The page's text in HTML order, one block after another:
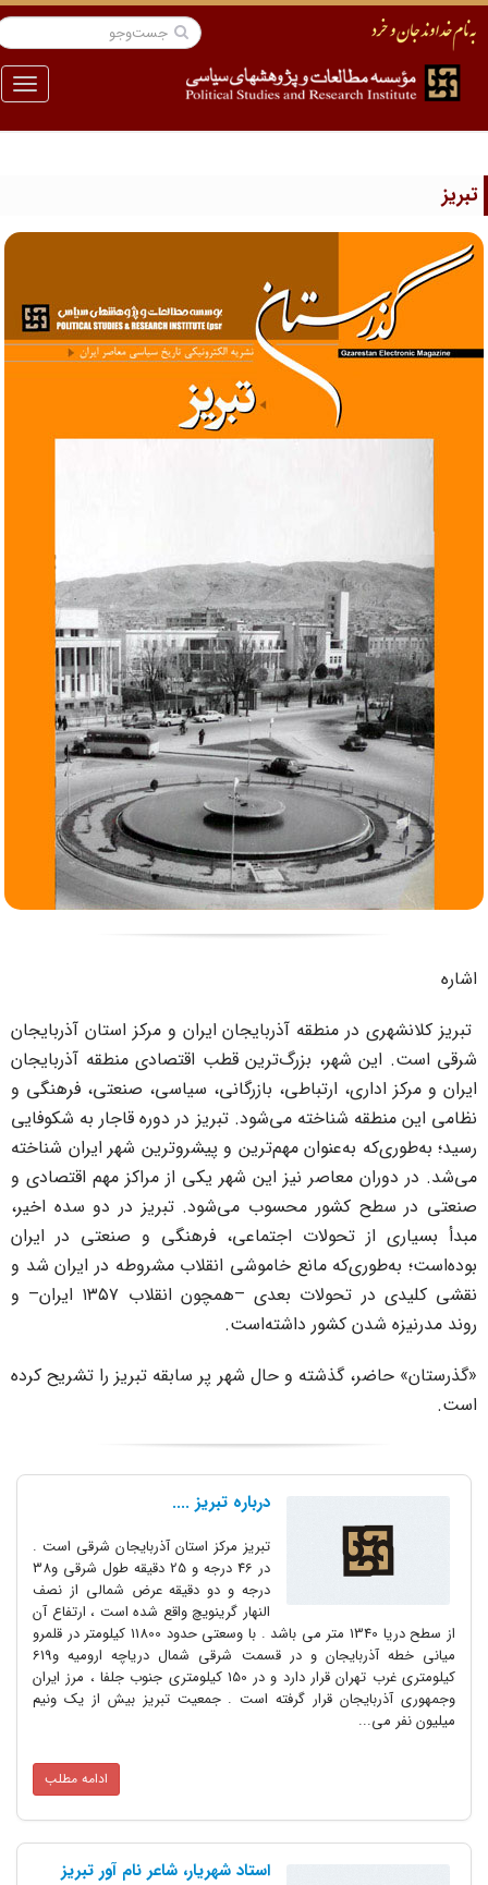
منو
کلانشهری در منطقه آذربایجان ایران و مرکز استان آذربایجان
است. این شهر، بزرگ‌ترین قطب اقتصادی منطقه آذربایجان
و مرکز اداری، ارتباطی، بازرگانی، سیاسی، صنعتی، فرهنگی و
این منطقه شناخته می‌شود. تبریز در دوره قاجار به شکوفایی
به‌طوری‌که به‌عنوان مهم‌ترین و پیشروترین شهر ایران شناخته
در دوران معاصر نیز این شهر یکی از مراکز مهم اقتصادی و
در سطح کشور محسوب می‌شود. تبریز در دو سده اخیر،
بسیاری از تحولات اجتماعی، فرهنگی و صنعتی در ایران
به‌طوری‌که مانع خاموشی انقلاب مشروطه در ایران شد و
نقشی کلیدی در تحولات بعدی –همچون انقلاب ۱۳۵۷ ایران– و
مدرنیزه شدن کشور داشته‌است.
حاضر، گذشته و حال شهر پر سابقه تبریز را تشریح کرده
درباره تبریز ....
تبریز مرکز استان آذربایجان شرقی است .
در 46 درجه و 25 دقیقه طول شرقی و38
درجه و دو دقیقه عرض شمالی از نصف
النهار گرینویچ واقع شده است ، ارتفاع آن
از سطح دریا 1340 متر می باشد . با وسعتی حدود 11800 کیلومتر در قلمرو
میانی خطه آذربایجان و در قسمت شرقی شمال دریاچه ارومیه و619
کیلومتری غرب تهران قرار دارد و در 150 کیلومتری جنوب جلفا ، مرز ایران
وجمهوری آذربایجان قرار گرفته است . جمعیت تبریز بیش از یک ونیم
میلیون نفر می...
ادامه مطلب
استاد شهریار، شاعر نام آور تبریز